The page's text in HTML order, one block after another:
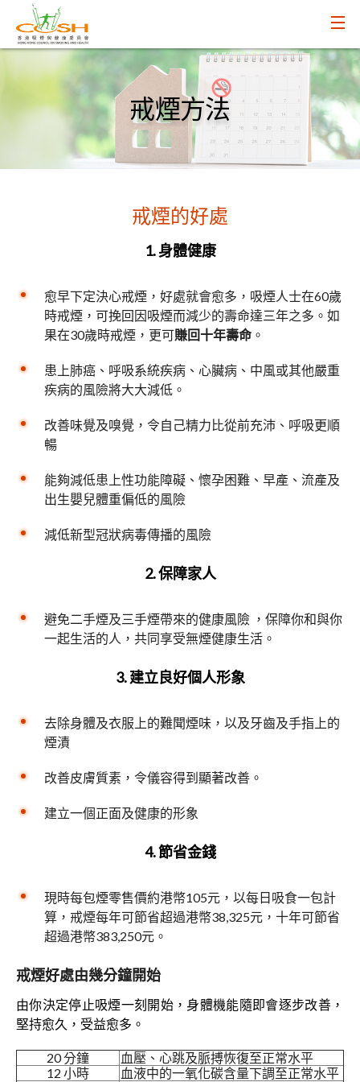
戒煙方法
戒煙的好處
1.身體健康
愈早下定決心戒煙，好處就會愈多，吸煙人士在60歲
時戒煙，可挽回因吸煙而減少的壽命達三年之多。如
果在30歲時戒煙，更可賺回十年壽命 。
患上肺癌、呼吸系統疾病、心臟病、中風或其他嚴重
疾病的風險將大大減低。
改善味覺及嗅覺，令自己精力比從前充沛、呼吸更順
暢
能夠減低患上性功能障礙、懷孕困難、早產、流產及
出生嬰兒體重偏低的風險
減低新型冠狀病毒傳播的風險
2.保障家人
避免二手煙及三手煙帶來的健康風險 ，保障你和與你
一起生活的人，共同享受無煙健康生活。
3.建立良好個人形象
去除身體及衣服上的難聞煙味，以及牙齒及手指上的
煙漬
改善皮膚質素，令儀容得到顯著改善。
建立一個正面及健康的形象
4.節省金錢
現時每包煙零售價約港幣105元，以每日吸食一包計
算，戒煙每年可節省超過港幣38,325元，十年可節省
超過港幣383,250元。
戒煙好處由幾分鐘開始
由你決定停止吸煙一刻開始，身體機能隨即會逐步改善，
堅持愈久，受益愈多。
20 分鐘
血壓、心跳及脈搏恢復至正常水平
12 小時
血液中的一氧化碳含量下調至正常水平